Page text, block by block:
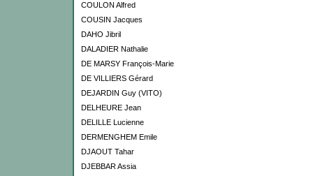
COULON Alfred
COUSIN Jacques
DAHO Jibril
DALADIER Nathalie
DE MARSY François-Marie
DE VILLIERS Gérard
DEJARDIN Guy (VITO)
DELHEURE Jean
DELILLE Lucienne
DERMENGHEM Emile
DJAOUT Tahar
DJEBBAR Assia